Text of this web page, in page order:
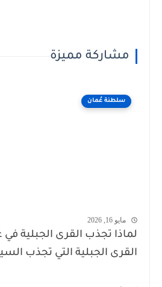
مشاركة مميزة
سلطنة عُمان
مايو 16, 2026
لماذا تجذب القرى الجبلية
القرى الجبلية التي تجذب